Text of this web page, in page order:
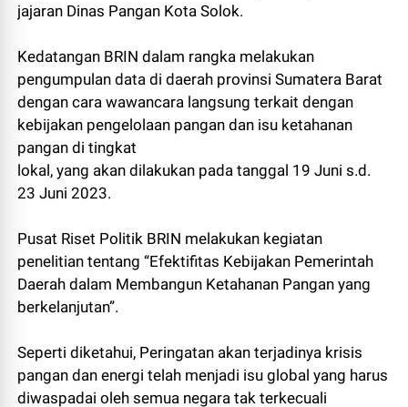
jajaran Dinas Pangan Kota Solok.
Kedatangan BRIN dalam rangka melakukan
pengumpulan data di daerah provinsi Sumatera Barat
dengan cara wawancara langsung terkait dengan
kebijakan pengelolaan pangan dan isu ketahanan
pangan di tingkat
lokal, yang akan dilakukan pada tanggal 19 Juni s.d.
23 Juni 2023.
Pusat Riset Politik BRIN melakukan kegiatan
penelitian tentang “Efektifitas Kebijakan Pemerintah
Daerah dalam Membangun Ketahanan Pangan yang
berkelanjutan”.
Seperti diketahui, Peringatan akan terjadinya krisis
pangan dan energi telah menjadi isu global yang harus
diwaspadai oleh semua negara tak terkecuali